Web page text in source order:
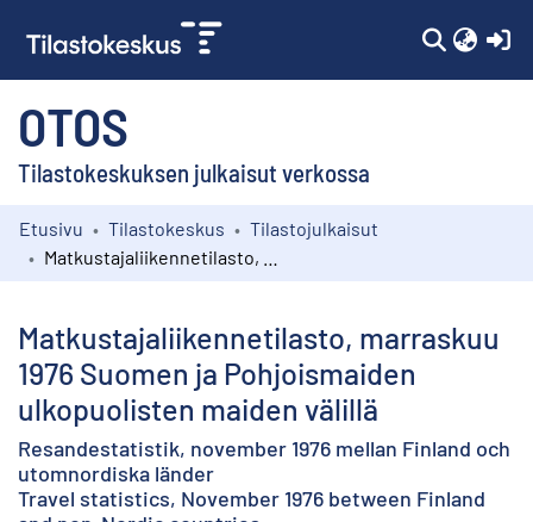
OTOS
Tilastokeskuksen julkaisut verkossa
Kokoelmat
Etusivu Tilastokeskus
Tilastojulkaisut
Matkustajaliikennetilasto, marraskuu
1976 Suomen ja Pohjoismaiden
ulkopuolisten maiden välillä
Resandestatistik, november 1976 mellan Finland och
utomnordiska länder
Travel statistics, November 1976 between Finland